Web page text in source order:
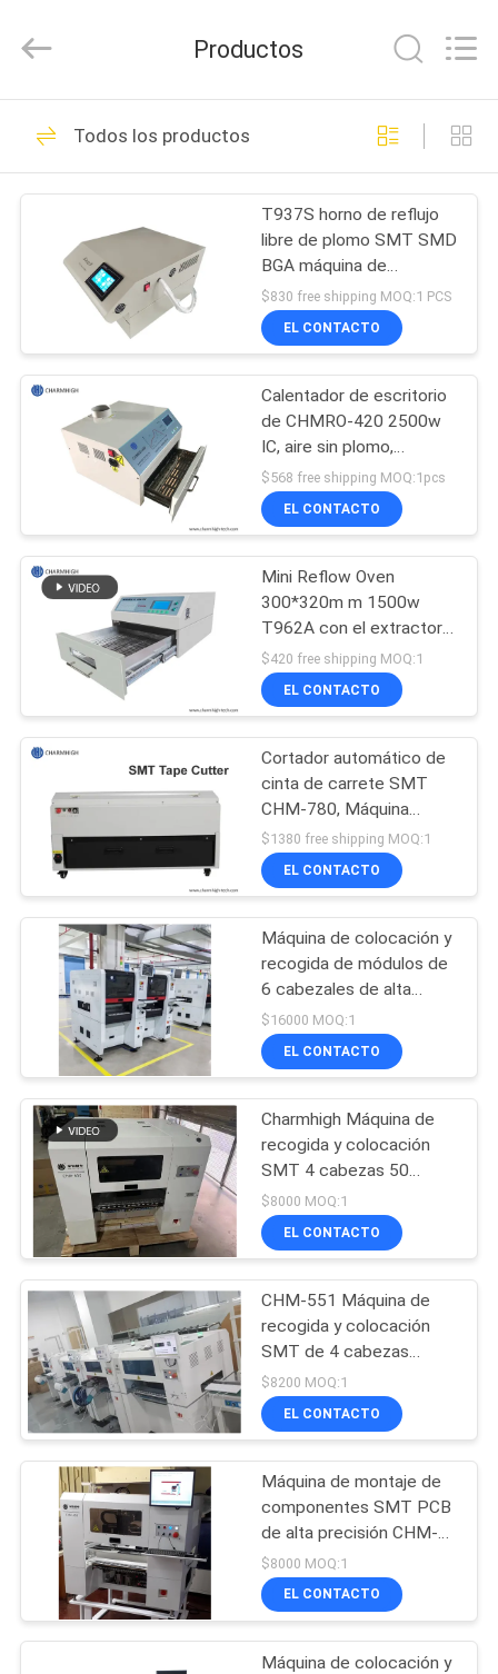
HOGAR
PRODUCTOS
VÍDEOS
SOBRE
NOSOTROS
VISITA
LA
FÁBRICA
CONTROL
CALIDAD
CONTACTA
CON
NOSOTROS
NOTICIAS
SHOPPING
LINE
MAPA
DEL
SITIO
POLÍTICA
DE
PRIVACIDAD
CHARMHIGH
TECHNOLOGY
Rights
Selección de SMT y
máquina del lugar
72
Cadena de
producción de SMT
36
Impresora de la
plantilla
Horno del flujo de
SMT
Alimentador de SMT
21
Pequeña máquina
de SMT
selección del smd y
máquina del lugar
Productos
Todos los productos
T937S horno de reflujo
libre de plomo SMT SMD
BGA máquina de
soldadura de reflujo
infrarrojo IC calentador
$830 free shipping MOQ:1 PCS
EL CONTACTO
Calentador de escritorio
de CHMRO-420 2500w
IC, aire sin plomo,
caliente, horno infrarrojo
del flujo
$568 free shipping MOQ:1pcs
EL CONTACTO
Mini Reflow Oven
300*320m m 1500w
T962A con el extractor
IC Heater Infrared
Welding Station
$420 free shipping MOQ:1
EL CONTACTO
Cortador automático de
cinta de carrete SMT
CHM-780, Máquina
cortadora de cinta
manos libres para
máquina Pick and Place
$1380 free shipping MOQ:1
EL CONTACTO
Máquina de colocación y
recogida de módulos de
6 cabezales de alta
gama TC06 Ensamblaje
de PCB totalmente
automático
$16000 MOQ:1
EL CONTACTO
Charmhigh Máquina de
recogida y colocación
SMT 4 cabezas 50
alimentadores de alta
gama
$8000 MOQ:1
EL CONTACTO
CHM-551 Máquina de
recogida y colocación
SMT de 4 cabezas
totalmente automática
0201, cambio
automático de boquilla
$8200 MOQ:1
EL CONTACTO
Máquina de montaje de
componentes SMT PCB
de alta precisión CHM-
650 de mesa, 4
cabezales
$8000 MOQ:1
EL CONTACTO
Máquina de colocación y